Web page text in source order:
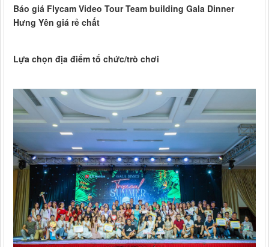
Báo giá Flycam Video Tour Team building Gala Dinner
Hưng Yên giá rẻ chất
Lựa chọn địa điểm tổ chức/trò chơi